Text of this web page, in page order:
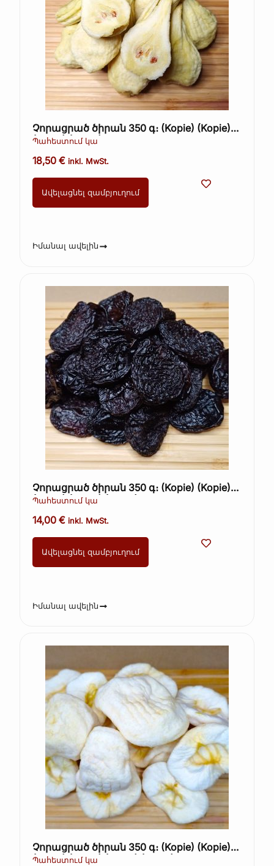
Չորացրած ծիրան 350 գ։ (Kopie) (Kopie)
(Kopie) (Kopie)
Պահեստում կա
18,50€ inkl. MwSt.
Ավելացնել զամբյուղում
Իմանալ ավելին
Չորացրած ծիրան 350 գ։ (Kopie) (Kopie)
(Kopie) (Kopie) (Kopie)
Պահեստում կա
14,00€ inkl. MwSt.
Ավելացնել զամբյուղում
Իմանալ ավելին
Չորացրած ծիրան 350 գ։ (Kopie) (Kopie)
(Kopie) (Kopie) (Kopie) (Kopie)
Պահեստում կա